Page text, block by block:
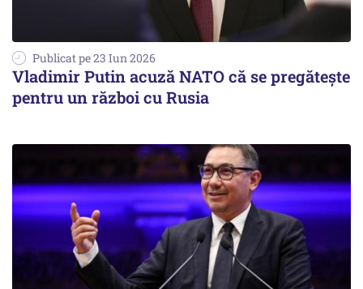
Publicat pe 23 Iun 2026
Vladimir Putin acuză NATO că se pregătește
pentru un război cu Rusia